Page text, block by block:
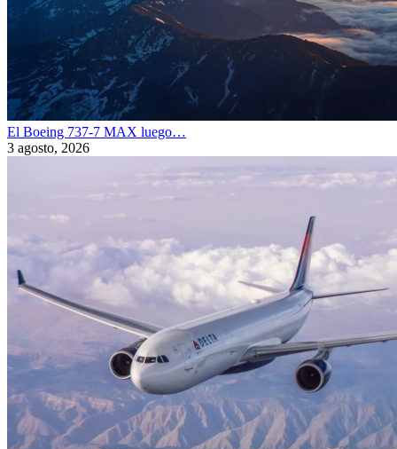
El Boeing 737-7 MAX luego…
3 agosto, 2026